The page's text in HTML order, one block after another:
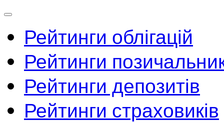
Рейтинги облігацій
Рейтинги
Рейтинги депозитів
Рейтинги страховиків